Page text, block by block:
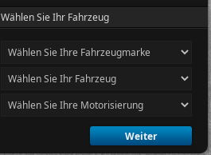
Wählen Sie Ihr Fahrzeug